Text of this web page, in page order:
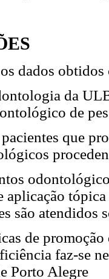
dados
da
de
que
aplicação
são atendidos
de
faz-se
Porto Alegre